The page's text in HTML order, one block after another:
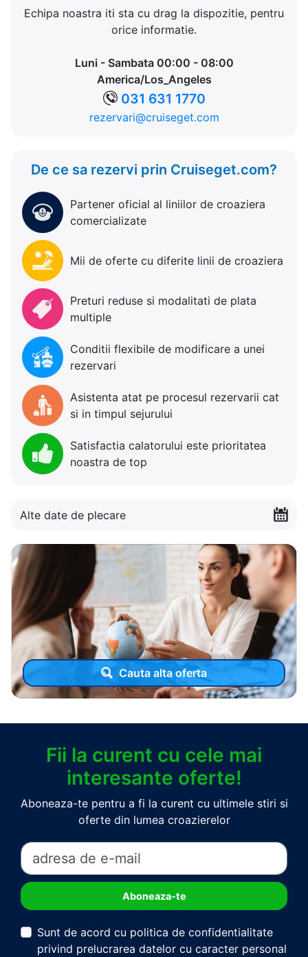
Echipa noastra iti sta cu drag la dispozitie, pentru
orice informatie.
Luni - Sambata 00:00 - 08:00
America/Los_Angeles
031 631 1770
rezervari@cruiseget.com
De ce sa rezervi prin Cruiseget.com?
Partener oficial al liniilor de croaziera
comercializate
Mii de oferte cu diferite linii de croaziera
Preturi reduse si modalitati de plata
multiple
Conditii flexibile de modificare a unei
rezervari
Asistenta atat pe procesul rezervarii cat
si in timpul sejurului
Satisfactia calatorului este prioritatea
noastra de top
Alte date de plecare
Cauta alta oferta
Fii la curent cu cele mai
interesante oferte!
Aboneaza-te pentru a fi la curent cu ultimele stiri si
oferte din lumea croazierelor
Sunt de acord cu politica de confidentialitate
privind prelucrarea datelor cu caracter personal